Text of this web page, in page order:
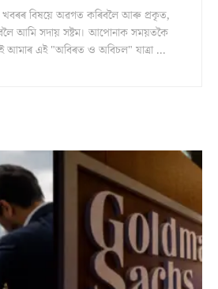
খবৰৰ বিষয়ে অৱগত কৰিবলৈ আৰু প্ৰকৃত,
আমি সদায় সষ্টম। আপোনাক সময়তকৈ
আমাৰ এই "অবিৰত ও অবিচল" যাত্ৰা ...